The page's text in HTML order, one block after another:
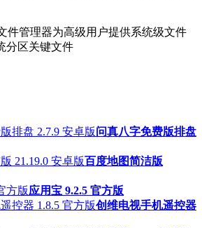
件管理器为高级用户提供系统级文件
分区关键文件
问真八字免费版排盘
百度地图简洁版
应用宝 9.2.5 官方版
创维电视手机遥控器